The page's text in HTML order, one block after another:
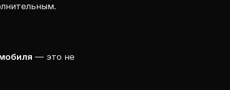
— это не